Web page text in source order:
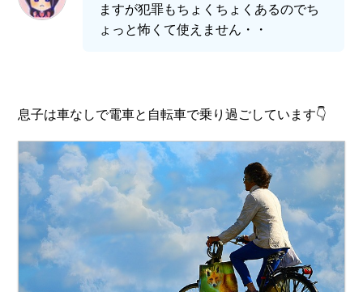
ますが犯罪もちょくちょくあるのでち
ょっと怖くて使えません・・
息子は車なしで電車と自転車で乗り過ごしています👇